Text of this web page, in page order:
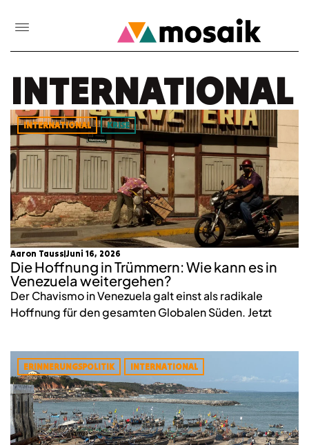
INTERNATIONAL
INTERNATIONAL KRISE
Aaron Tauss Juni 16, 2026
Die Hoffnung in Trümmern: Wie kann es in
Venezuela weitergehen?
Der Chavismo in Venezuela galt einst als radikale
Hoffnung für den gesamten Globalen Süden. Jetzt
ERINNERUNGSPOLITIK INTERNATIONAL